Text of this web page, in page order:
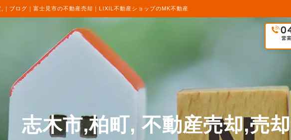
ブログ｜富士見市の不動産売却｜LIXIL不動産ショップのMK不動産
志木市,柏町, 不動産売却,売